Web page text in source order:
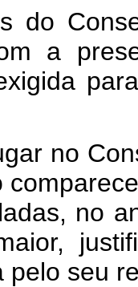
do
a
no
no
pelo seu